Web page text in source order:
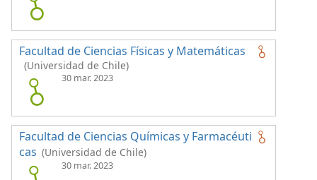
Facultad de Ciencias Físicas y Matemáticas
(Universidad de Chile)
30 mar. 2023
Facultad de Ciencias Químicas y Farmacéuti
cas (Universidad de Chile)
30 mar. 2023